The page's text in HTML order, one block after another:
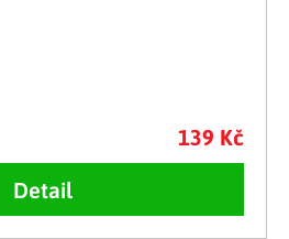
139 Kč
Detail